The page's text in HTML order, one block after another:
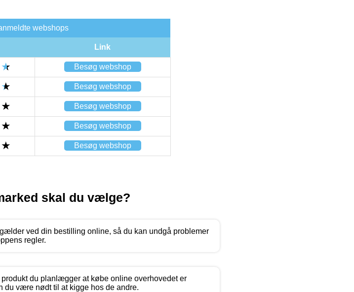
webshops
Link
Besøg webshop
Besøg webshop
Besøg webshop
Besøg webshop
Besøg webshop
skal du vælge?
ved din bestilling online, så du kan undgå problemer
regler.
du planlægger at købe online overhovedet er
være nødt til at kigge hos de andre.